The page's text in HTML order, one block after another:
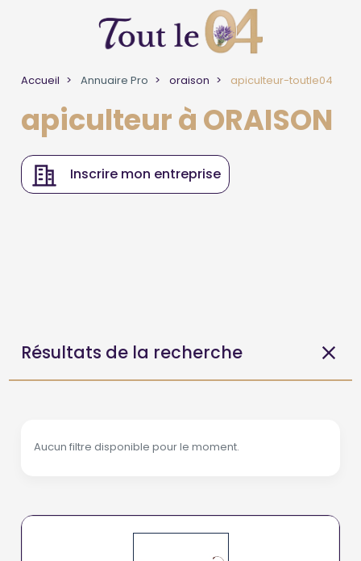
Accueil Annuaire Pro oraison apiculteur-toutle04
apiculteur à ORAISON
Inscrire mon entreprise
Résultats de la recherche
Aucun filtre disponible pour le moment.